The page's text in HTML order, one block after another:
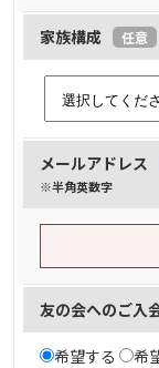
家族構成 任意
メールアドレス
※半角英数字
友の会へのご入
希望する 希